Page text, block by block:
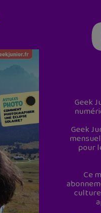
Geek
Geek
pour
Ce
culture